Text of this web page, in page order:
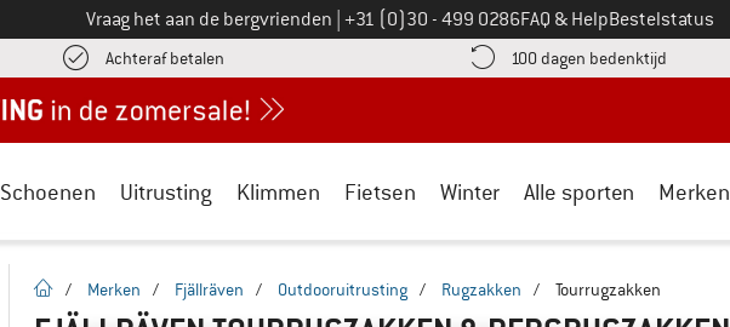
Vraag het aan de bergvrienden Bel ons op
+31 (0)30 - 499 0286FAQ & HelpBestelstatus
Achteraf betalen vind de betalingsinformatie hier! Opent in een infovak
100 dagen bedenktijd Vind
Schoenen Uitrusting Klimmen Fietsen Winter Alle sporten Merken
Startpagina
/ Merken / Fjällräven / Outdooruitrusting / Rugzakken / Tourrugzakken